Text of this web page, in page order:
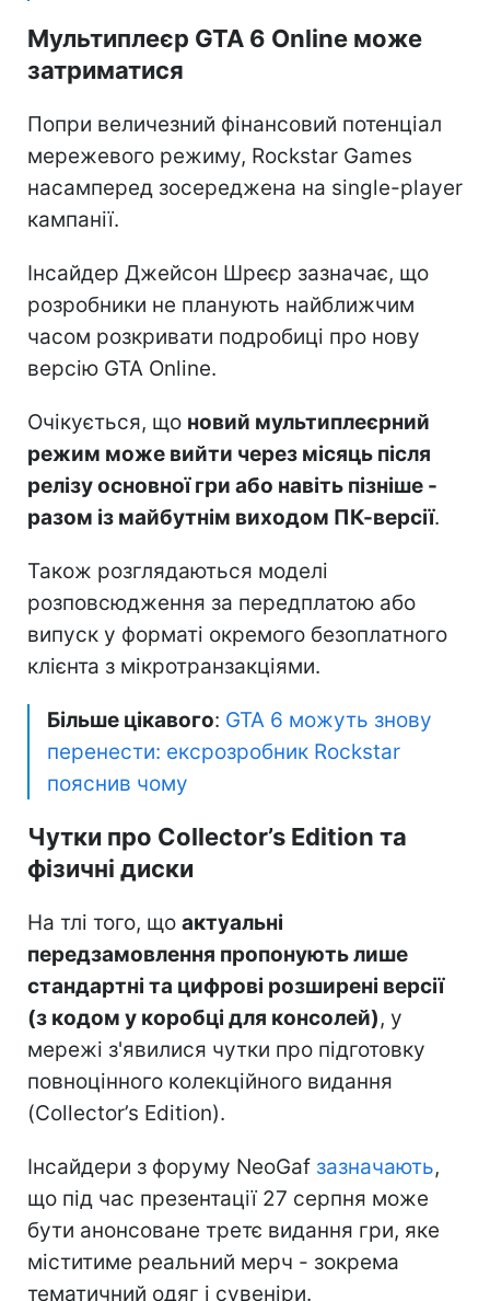
Мультиплеєр GTA 6 Online може
затриматися
Попри величезний фінансовий потенціал
мережевого режиму, Rockstar Games
насамперед зосереджена на single-player
кампанії.
Інсайдер Джейсон Шреєр зазначає, що
розробники не планують найближчим
часом розкривати подробиці про нову
версію GTA Online.
Очікується, що новий мультиплеєрний
режим може вийти через місяць після
релізу основної гри або навіть пізніше -
разом із майбутнім виходом ПК-версії.
Також розглядаються моделі
розповсюдження за передплатою або
випуск у форматі окремого безоплатного
клієнта з мікротранзакціями.
Більше цікавого: GTA 6 можуть знову
перенести: ексрозробник Rockstar
пояснив чому
Чутки про Collector’s Edition та
фізичні диски
На тлі того, що актуальні
передзамовлення пропонують лише
стандартні та цифрові розширені версії
(з кодом у коробці для консолей), у
мережі з'явилися чутки про підготовку
повноцінного колекційного видання
(Collector’s Edition).
Інсайдери з форуму NeoGaf зазначають,
що під час презентації 27 серпня може
бути анонсоване третє видання гри, яке
міститиме реальний мерч - зокрема
тематичний одяг і сувеніри.